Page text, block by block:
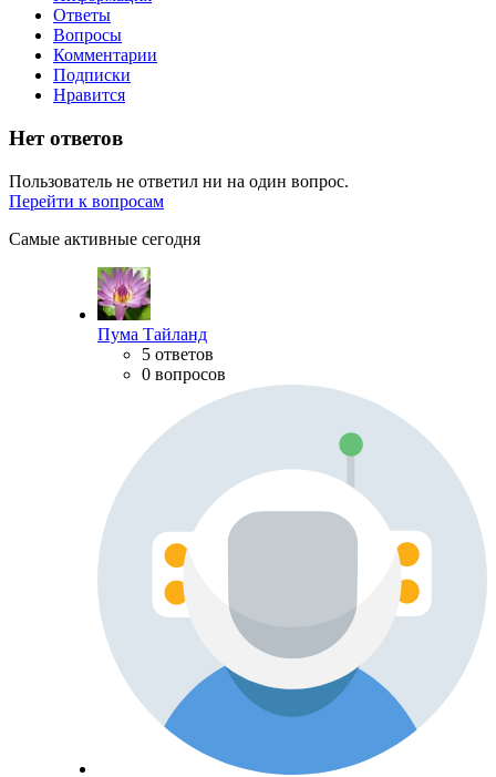
Ответы
Вопросы
Комментарии
Подписки
Нравится
Нет ответов
Пользователь не ответил ни на один вопрос.
Перейти к вопросам
Самые активные сегодня
Пума Тайланд
5 ответов
0 вопросов